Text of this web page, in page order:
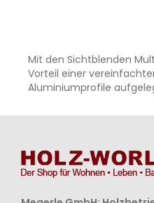
Mit den Sichtblenden
Vorteil einer
Aluminiumprofile